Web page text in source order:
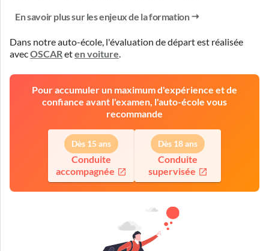
En savoir plus sur les enjeux de la formation
Dans notre auto-école, l'évaluation de départ est réalisée
avecOSCAR eten voiture
Pour accumuler un maximum d'expérience et de
confiance avant l'examen, l'auto-école vous
recommande
Dès 15 ans
Conduite
accompagnée
Dès 18 ans
Conduite
supervisée